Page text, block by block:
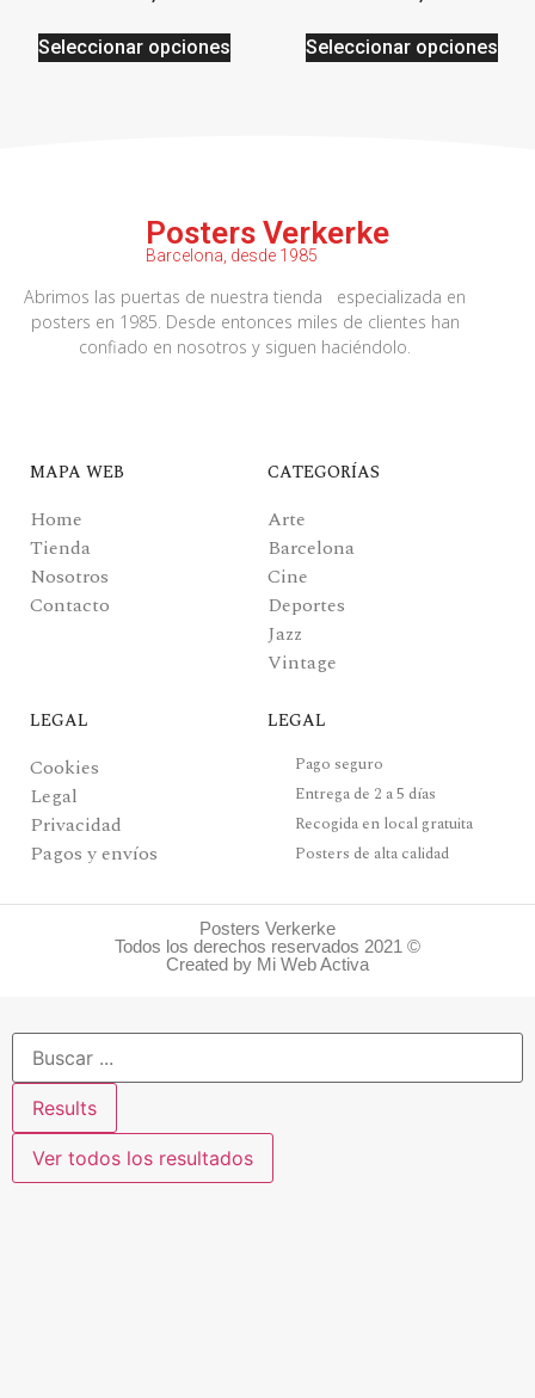
Seleccionar opciones Seleccionar opciones
Posters Verkerke
Barcelona, desde 1985
Abrimos las puertas de nuestra tienda especializada en
posters en 1985. Desde entonces miles de clientes han
confiado en nosotros y siguen haciéndolo.
MAPA WEB
Home
Tienda
Nosotros
Contacto
CATEGORÍAS
Arte
Barcelona
Cine
Deportes
Jazz
Vintage
LEGAL
Cookies
Legal
Privacidad
Pagos y envíos
LEGAL
Pago seguro
Entrega de 2 a 5 días
Recogida en local gratuita
Posters de alta calidad
Posters Verkerke
Todos los derechos reservados 2021 ©
Created by Mi Web Activa
Results
Ver todos los resultados